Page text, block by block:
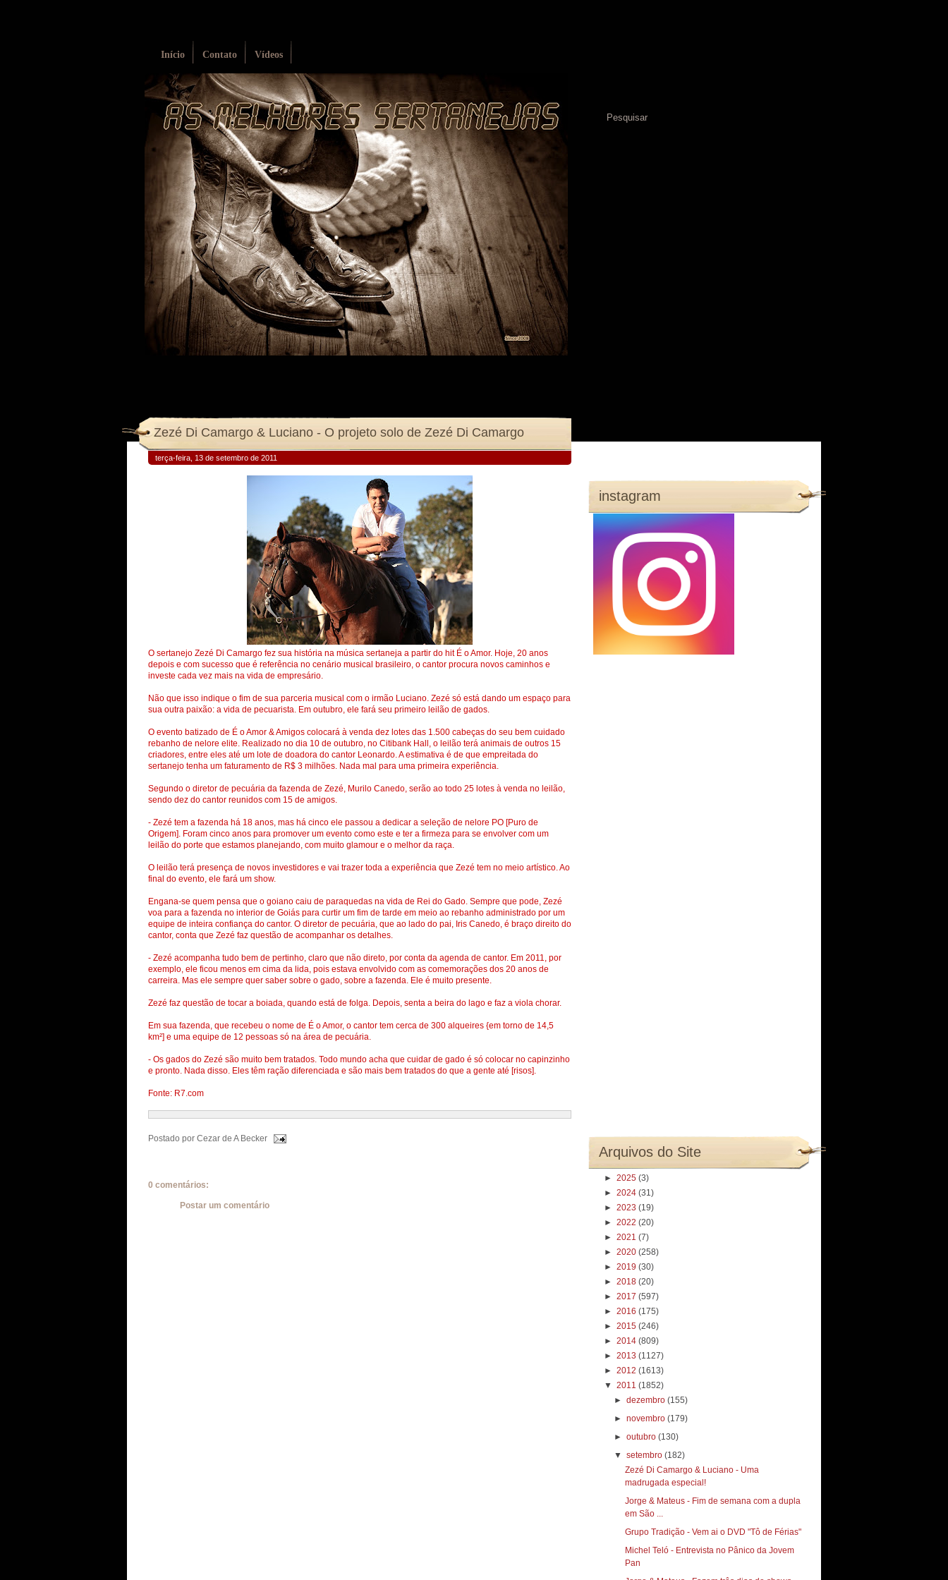
Início Contato Vídeos
Zezé Di Camargo & Luciano - O projeto solo de Zezé Di Camargo
terça-feira, 13 de setembro de 2011
O sertanejo Zezé Di Camargo fez sua história na música sertaneja a partir do hit É o Amor. Hoje, 20 anos
depois e com sucesso que é referência no cenário musical brasileiro, o cantor procura novos caminhos e
investe cada vez mais na vida de empresário.
Não que isso indique o fim de sua parceria musical com o irmão Luciano. Zezé só está dando um espaço para
sua outra paixão: a vida de pecuarista. Em outubro, ele fará seu primeiro leilão de gados.
O evento batizado de É o Amor & Amigos colocará à venda dez lotes das 1.500 cabeças do seu bem cuidado
rebanho de nelore elite. Realizado no dia 10 de outubro, no Citibank Hall, o leilão terá animais de outros 15
criadores, entre eles até um lote de doadora do cantor Leonardo. A estimativa é de que empreitada do
sertanejo tenha um faturamento de R$ 3 milhões. Nada mal para uma primeira experiência.
Segundo o diretor de pecuária da fazenda de Zezé, Murilo Canedo, serão ao todo 25 lotes à venda no leilão,
sendo dez do cantor reunidos com 15 de amigos.
- Zezé tem a fazenda há 18 anos, mas há cinco ele passou a dedicar a seleção de nelore PO [Puro de
Origem]. Foram cinco anos para promover um evento como este e ter a firmeza para se envolver com um
leilão do porte que estamos planejando, com muito glamour e o melhor da raça.
O leilão terá presença de novos investidores e vai trazer toda a experiência que Zezé tem no meio artístico. Ao
final do evento, ele fará um show.
Engana-se quem pensa que o goiano caiu de paraquedas na vida de Rei do Gado. Sempre que pode, Zezé
voa para a fazenda no interior de Goiás para curtir um fim de tarde em meio ao rebanho administrado por um
equipe de inteira confiança do cantor. O diretor de pecuária, que ao lado do pai, Iris Canedo, é braço direito do
cantor, conta que Zezé faz questão de acompanhar os detalhes.
- Zezé acompanha tudo bem de pertinho, claro que não direto, por conta da agenda de cantor. Em 2011, por
exemplo, ele ficou menos em cima da lida, pois estava envolvido com as comemorações dos 20 anos de
carreira. Mas ele sempre quer saber sobre o gado, sobre a fazenda. Ele é muito presente.
Zezé faz questão de tocar a boiada, quando está de folga. Depois, senta a beira do lago e faz a viola chorar.
Em sua fazenda, que recebeu o nome de É o Amor, o cantor tem cerca de 300 alqueires {em torno de 14,5
km²] e uma equipe de 12 pessoas só na área de pecuária.
- Os gados do Zezé são muito bem tratados. Todo mundo acha que cuidar de gado é só colocar no capinzinho
e pronto. Nada disso. Eles têm ração diferenciada e são mais bem tratados do que a gente até [risos].
Fonte: R7.com
Postado por Cezar de A Becker
0 comentários:
Postar um comentário
instagram
Arquivos do Site
► 2025 (3)
► 2024 (31)
► 2023 (19)
► 2022 (20)
► 2021 (7)
► 2020 (258)
► 2019 (30)
► 2018 (20)
► 2017 (597)
► 2016 (175)
► 2015 (246)
► 2014 (809)
► 2013 (1127)
► 2012 (1613)
▼ 2011 (1852)
►dezembro(155)
►novembro(179)
►outubro(130)
▼setembro(182)
Zezé Di Camargo & Luciano - Uma
madrugada especial!
Jorge & Mateus - Fim de semana com a dupla
em São ...
Grupo Tradição - Vem ai o DVD "Tô de Férias"
Michel Teló - Entrevista no Pânico da Jovem
Pan